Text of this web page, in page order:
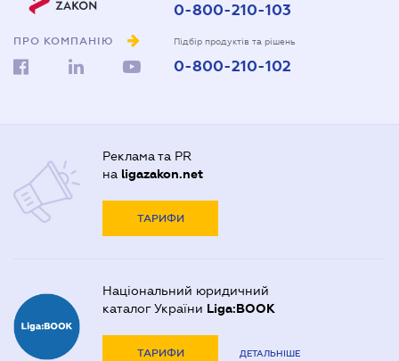
ПРО КОМПАНІЮ
0-800-210-103
Підбір продуктів та рішень
0-800-210-102
Реклама та PR
на ligazakon.net
ТАРИФИ
Національний юридичний
каталог України Liga:BOOK
ТАРИФИ ДЕТАЛЬНІШЕ